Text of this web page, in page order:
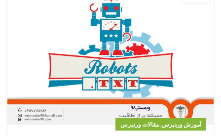
آموزش وردپرس, مقالات وردپرس